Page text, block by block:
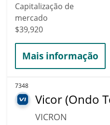
Capitalização de
mercado
$39,920
Mais informação
7348
Vicor (Ondo
VICRON